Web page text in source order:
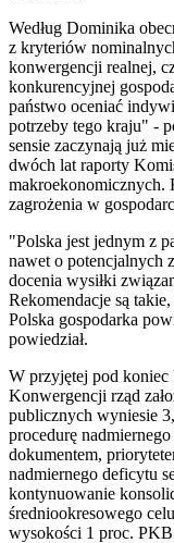
Według Dominika
z kryteriów
konwergencji realnej,
konkurencyjnej
państwo oceniać
potrzeby tego kraju" -
sensie zaczynają już
dwóch lat raporty
makroekonomicznych.
zagrożenia w
"Polska jest jednym z
nawet o potencjalnych
docenia wysiłki
Rekomendacje są
Polska gospodarka
powiedział.
W przyjętej pod
Konwergencji rząd
publicznych wyniesie
procedurę
dokumentem,
nadmiernego deficytu
kontynuowanie
średniookresowego
wysokości 1 proc.